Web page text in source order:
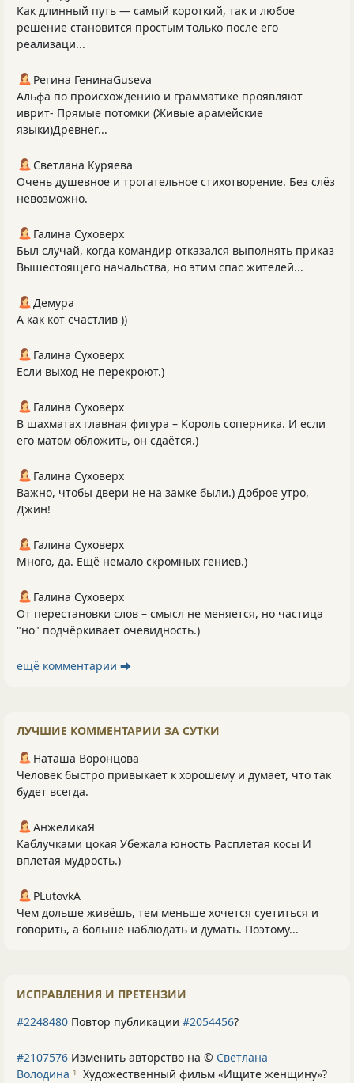
Как длинный путь — самый короткий, так и любое
решение становится простым только после его
реализаци...
Регина ГенинаGuseva
Альфа по происхождению и грамматике проявляют
иврит- Прямые потомки (Живые арамейские
языки)Древнег...
Светлана Куряева
Очень душевное и трогательное стихотворение. Без слёз
невозможно.
Галина Суховерх
Был случай, когда командир отказался выполнять приказ
Вышестоящего начальства, но этим спас жителей...
Демура
А как кот счастлив ))
Галина Суховерх
Если выход не перекроют.)
Галина Суховерх
В шахматах главная фигура – Король соперника. И если
его матом обложить, он сдаётся.)
Галина Суховерх
Важно, чтобы двери не на замке были.) Доброе утро,
Джин!
Галина Суховерх
Много, да. Ещё немало скромных гениев.)
Галина Суховерх
От перестановки слов – смысл не меняется, но частица
"но" подчёркивает очевидность.)
ещё комментарии ⮕
ЛУЧШИЕ КОММЕНТАРИИ ЗА СУТКИ
Наташа Воронцова
Человек быстро привыкает к хорошему и думает, что так
будет всегда.
АнжеликаЯ
Каблучками цокая Убежала юность Расплетая косы И
вплетая мудрость.)
PLutоvkА
Чем дольше живёшь, тем меньше хочется суетиться и
говорить, а больше наблюдать и думать. Поэтому...
ИСПРАВЛЕНИЯ И ПРЕТЕНЗИИ
#2248480 Повтор публикации #2054456?
#2107576 Изменить авторство на © Светлана
Володина 1 Художественный фильм «Ищите женщину»?